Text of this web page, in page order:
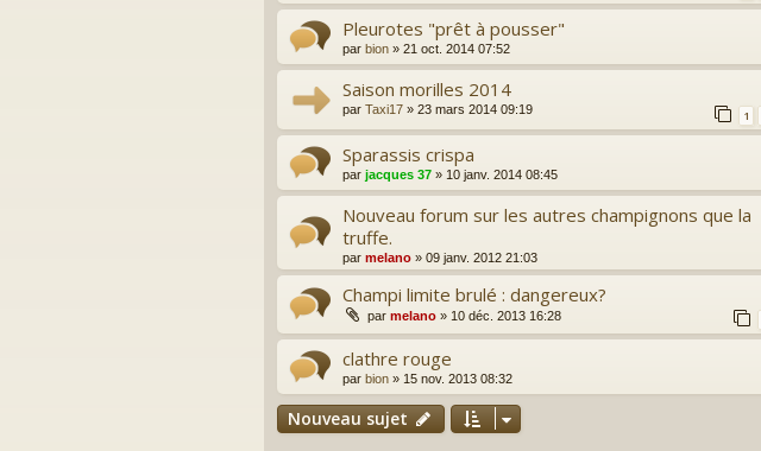
Pleurotes "prêt à pousser"
par bion » 21 oct. 2014 07:52
Saison morilles 2014
par Taxi17 » 23 mars 2014 09:19 1
Sparassis crispa
par jacques 37 » 10 janv. 2014 08:45
Nouveau forum sur les autres champignons que la
truffe.
par melano » 09 janv. 2012 21:03
Champi limite brulé : dangereux?
par melano » 10 déc. 2013 16:28
clathre rouge
par bion » 15 nov. 2013 08:32
Nouveau sujet